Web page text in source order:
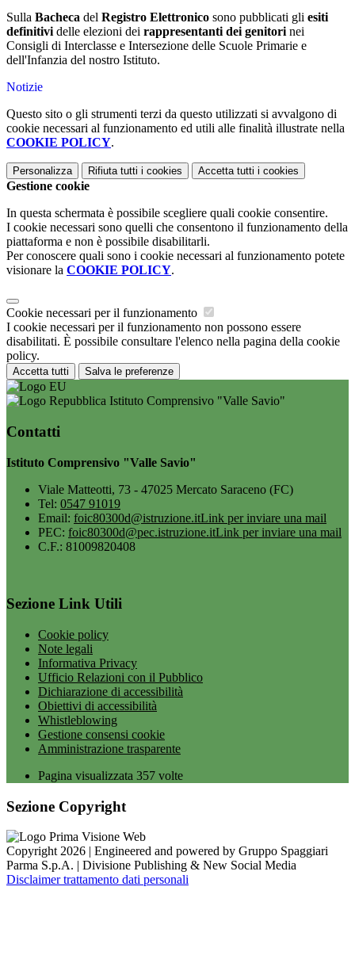
Sulla Bacheca del Registro Elettronico sono pubblicati gli esiti
definitivi delle elezioni dei rappresentanti dei genitori nei
Consigli di Interclasse e Intersezione delle Scuole Primarie e
dell'Infanzia del nostro Istituto.
Notizie
Questo sito o gli strumenti terzi da questo utilizzati si avvalgono di
cookie necessari al funzionamento ed utili alle finalità illustrate nella
COOKIE POLICY.
Personalizza Rifiuta tutti i cookies Accetta tutti i cookies
Gestione cookie
In questa schermata è possibile scegliere quali cookie consentire.
I cookie necessari sono quelli che consentono il funzionamento della
piattaforma e non è possibile disabilitarli.
Per conoscere quali sono i cookie necessari al funzionamento potete
visionare la COOKIE POLICY.
Cookie necessari per il funzionamento
I cookie necessari per il funzionamento non possono essere
disabilitati. È possibile consultare l'elenco nella pagina della cookie
policy.
Accetta tutti Salva le preferenze
Istituto Comprensivo "Valle Savio"
Contatti
Istituto Comprensivo "Valle Savio"
Viale Matteotti, 73 - 47025 Mercato Saraceno (FC)
Tel: 0547 91019
Email: foic80300d@istruzione.itLink per inviare una mail
PEC: foic80300d@pec.istruzione.itLink per inviare una mail
C.F.: 81009820408
Sezione Link Utili
Cookie policy
Note legali
Informativa Privacy
Ufficio Relazioni con il Pubblico
Dichiarazione di accessibilità
Obiettivi di accessibilità
Whistleblowing
Gestione consensi cookie
Amministrazione trasparente
Pagina visualizzata 357 volte
Sezione Copyright
Copyright 2026 | Engineered and powered by Gruppo Spaggiari
Parma S.p.A. | Divisione Publishing & New Social Media
Disclaimer trattamento dati personali